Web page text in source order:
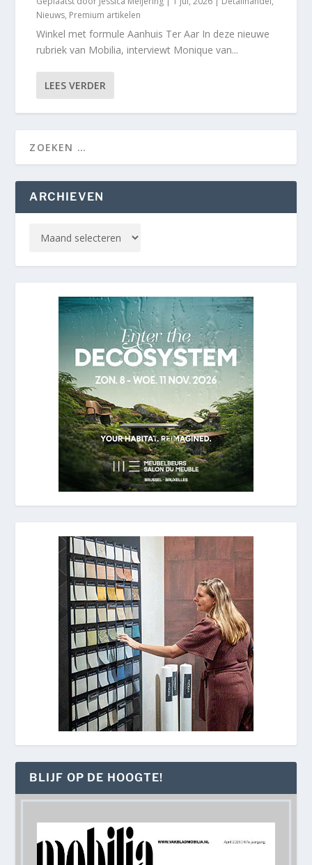
Nieuws, Premium artikelen
Winkel met formule Aanhuis Ter Aar In deze nieuwe
rubriek van Mobilia, interviewt Monique van...
LEES VERDER
ARCHIEVEN
BLIJF OP DE HOOGTE!